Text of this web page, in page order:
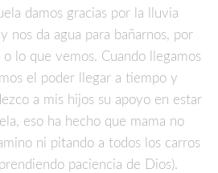
damos gracias por la lluvia
nos da agua para bañarnos, por
lo que vemos. Cuando llegamos
el poder llegar a tiempo y
a mis hijos su apoyo en estar
eso ha hecho que mama no
ni pitando a todos los carros
paciencia de Dios).